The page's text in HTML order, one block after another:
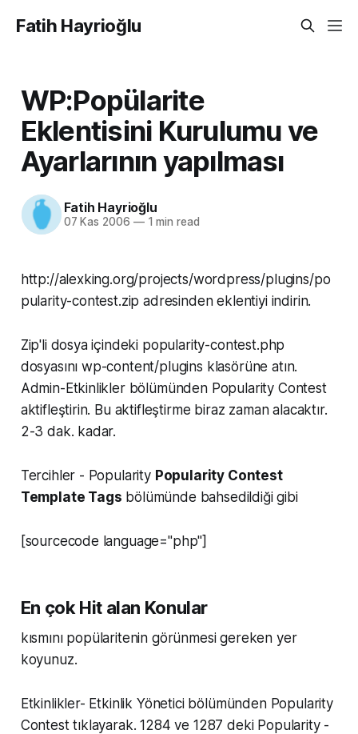
Fatih Hayrioğlu
WP:Popülarite
Eklentisini Kurulumu ve
Ayarlarının yapılması
Fatih Hayrioğlu
07 Kas 2006 —1 min read
http://alexking.org/projects/wordpress/plugins/po
pularity-contest.zip adresinden eklentiyi indirin.
Zip'li dosya içindeki popularity-contest.php
dosyasını wp-content/plugins klasörüne atın.
Admin-Etkinlikler bölümünden Popularity Contest
aktifleştirin. Bu aktifleştirme biraz zaman alacaktır.
2-3 dak. kadar.
Tercihler - Popularity Popularity Contest
Template Tags bölümünde bahsedildiği gibi
[sourcecode language="php"]
En çok Hit alan Konular
kısmını popülaritenin görünmesi gereken yer
koyunuz.
Etkinlikler- Etkinlik Yönetici bölümünden Popularity
Contest tıklayarak. 1284 ve 1287 deki Popularity -